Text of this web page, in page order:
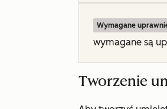
Wymagane
wymagane są
Tworzenie